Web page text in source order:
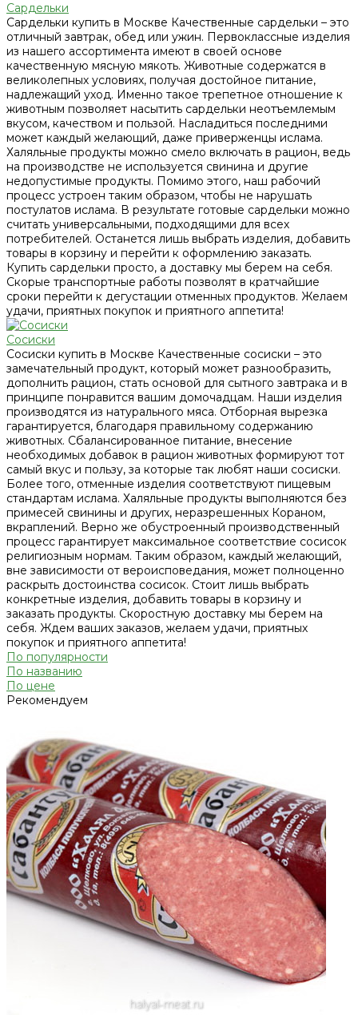
Сардельки
Сардельки купить в Москве Качественные сардельки – это
отличный завтрак, обед или ужин. Первоклассные изделия
из нашего ассортимента имеют в своей основе
качественную мясную мякоть. Животные содержатся в
великолепных условиях, получая достойное питание,
надлежащий уход. Именно такое трепетное отношение к
животным позволяет насытить сардельки неотъемлемым
вкусом, качеством и пользой. Насладиться последними
может каждый желающий, даже приверженцы ислама.
Халяльные продукты можно смело включать в рацион, ведь
на производстве не используется свинина и другие
недопустимые продукты. Помимо этого, наш рабочий
процесс устроен таким образом, чтобы не нарушать
постулатов ислама. В результате готовые сардельки можно
считать универсальными, подходящими для всех
потребителей. Останется лишь выбрать изделия, добавить
товары в корзину и перейти к оформлению заказать.
Купить сардельки просто, а доставку мы берем на себя.
Скорые транспортные работы позволят в кратчайшие
сроки перейти к дегустации отменных продуктов. Желаем
удачи, приятных покупок и приятного аппетита!
Сосиски
Сосиски купить в Москве Качественные сосиски – это
замечательный продукт, который может разнообразить,
дополнить рацион, стать основой для сытного завтрака и в
принципе понравится вашим домочадцам. Наши изделия
производятся из натурального мяса. Отборная вырезка
гарантируется, благодаря правильному содержанию
животных. Сбалансированное питание, внесение
необходимых добавок в рацион животных формируют тот
самый вкус и пользу, за которые так любят наши сосиски.
Более того, отменные изделия соответствуют пищевым
стандартам ислама. Халяльные продукты выполняются без
примесей свинины и других, неразрешенных Кораном,
вкраплений. Верно же обустроенный производственный
процесс гарантирует максимальное соответствие сосисок
религиозным нормам. Таким образом, каждый желающий,
вне зависимости от вероисповедания, может полноценно
раскрыть достоинства сосисок. Стоит лишь выбрать
конкретные изделия, добавить товары в корзину и
заказать продукты. Скоростную доставку мы берем на
себя. Ждем ваших заказов, желаем удачи, приятных
покупок и приятного аппетита!
По популярности
По названию
По цене
Рекомендуем